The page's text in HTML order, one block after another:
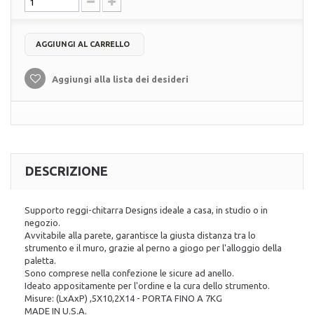
AGGIUNGI AL CARRELLO
Aggiungi alla lista dei desideri
DESCRIZIONE
Supporto reggi-chitarra Designs ideale a casa, in studio o in
negozio.
Avvitabile alla parete, garantisce la giusta distanza tra lo
strumento e il muro, grazie al perno a giogo per l'alloggio della
paletta.
Sono comprese nella confezione le sicure ad anello.
Ideato appositamente per l'ordine e la cura dello strumento.
Misure: (LxAxP) ,5X10,2X14 - PORTA FINO A 7KG
MADE IN U.S.A.